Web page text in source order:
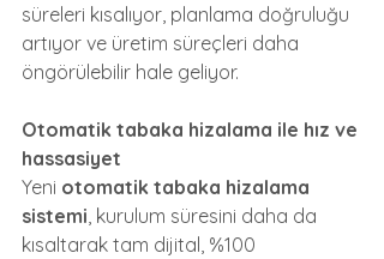
süreleri kısalıyor, planlama doğruluğu
artıyor ve üretim süreçleri daha
öngörülebilir hale geliyor.
Otomatik tabaka hizalama ile hız ve
hassasiyet
Yeni otomatik tabaka hizalama
sistemi , kurulum süresini daha da
kısaltarak tam dijital, %100